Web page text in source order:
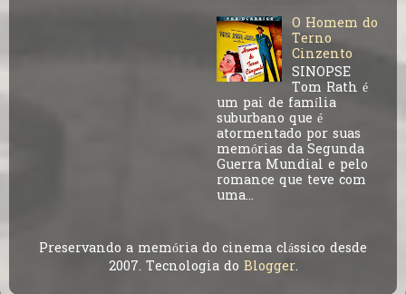
O Homem do
Terno
Cinzento
SINOPSE
Tom Rath é
um pai de família
suburbano que é
atormentado por suas
memórias da Segunda
Guerra Mundial e pelo
romance que teve com
uma...
Preservando a memória do cinema clássico desde
2007. Tecnologia do Blogger.